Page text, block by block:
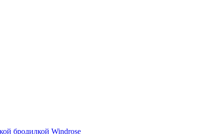
бродилкой Windrose